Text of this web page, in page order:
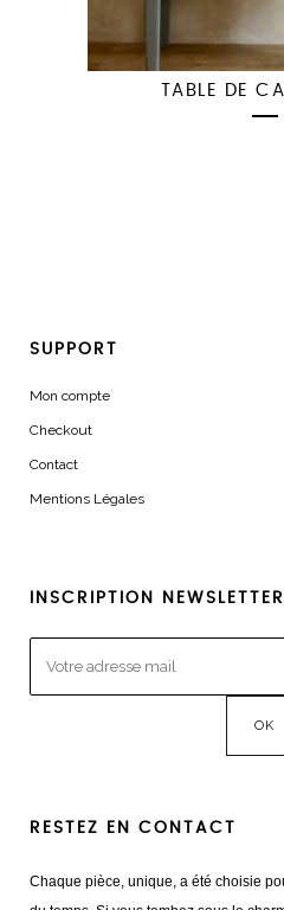
TABLE DE
SUPPORT
Mon compte
Checkout
Contact
Mentions Légales
INSCRIPTION NEWSLETTER
RESTEZ EN CONTACT
Chaque pièce, unique, a été choisie